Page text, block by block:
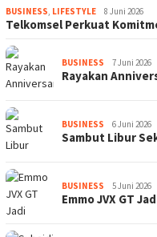
BUSINESS, LIFESTYLE 8 Juni 2026
Telkomsel Perkuat
BUSINESS 7 Juni 2026
Rayakan
BUSINESS 6 Juni 2026
Sambut Libur
BUSINESS 5 Juni 2026
Emmo JVX GT